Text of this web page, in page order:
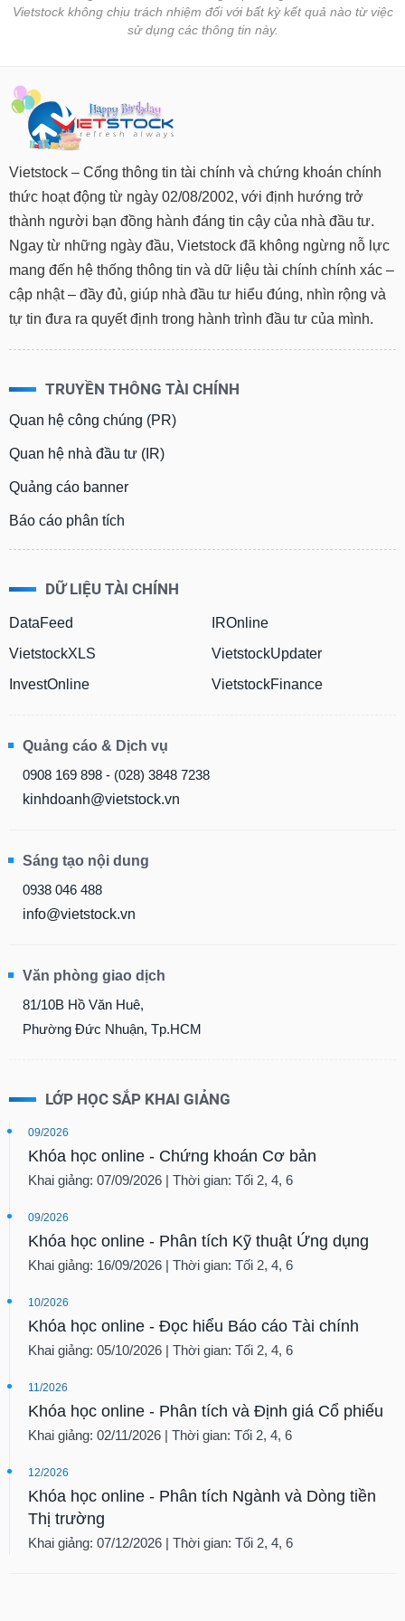
Vietstock không chịu trách nhiệm đối với bất kỳ kết quả nào từ việc
sử dụng các thông tin này.
Vietstock – Cổng thông tin tài chính và chứng khoán chính
thức hoạt động từ ngày 02/08/2002, với định hướng trở
thành người bạn đồng hành đáng tin cậy của nhà đầu tư.
Ngay từ những ngày đầu, Vietstock đã không ngừng nỗ lực
mang đến hệ thống thông tin và dữ liệu tài chính chính xác –
cập nhật – đầy đủ, giúp nhà đầu tư hiểu đúng, nhìn rộng và
tự tin đưa ra quyết định trong hành trình đầu tư của mình.
TRUYỀN THÔNG TÀI CHÍNH
Quan hệ công chúng (PR)
Quan hệ nhà đầu tư (IR)
Quảng cáo banner
Báo cáo phân tích
DỮ LIỆU TÀI CHÍNH
DataFeed
VietstockXLS
InvestOnline
IROnline
VietstockUpdater
VietstockFinance
Quảng cáo & Dịch vụ
0908 169 898 - (028) 3848 7238
kinhdoanh@vietstock.vn
Sáng tạo nội dung
0938 046 488
info@vietstock.vn
Văn phòng giao dịch
81/10B Hồ Văn Huê,
Phường Đức Nhuận, Tp.HCM
LỚP HỌC SẮP KHAI GIẢNG
09/2026
Khóa học online - Chứng khoán Cơ bản
Khai giảng: 07/09/2026 | Thời gian: Tối 2, 4, 6
09/2026
Khóa học online - Phân tích Kỹ thuật Ứng dụng
Khai giảng: 16/09/2026 | Thời gian: Tối 2, 4, 6
10/2026
Khóa học online - Đọc hiểu Báo cáo Tài chính
Khai giảng: 05/10/2026 | Thời gian: Tối 2, 4, 6
11/2026
Khóa học online - Phân tích và Định giá Cổ phiếu
Khai giảng: 02/11/2026 | Thời gian: Tối 2, 4, 6
12/2026
Khóa học online - Phân tích Ngành và Dòng tiền
Thị trường
Khai giảng: 07/12/2026 | Thời gian: Tối 2, 4, 6
phân
Thuật
ngữ
(-)
Dịch
vụ
Đào
tạo
tài
Công
cụ
tư
thông
chính
Dữ
liệu